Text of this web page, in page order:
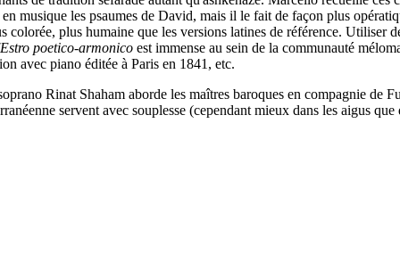
musique les psaumes de David, mais il le fait de façon plus
colorée, plus humaine que les versions latines de référence. Utiliser
poetico-armonico est immense au sein de la communauté
avec piano éditée à Paris en 1841, etc.
Rinat Shaham aborde les maîtres baroques en compagnie de
servent avec souplesse (cependant mieux dans les aigus